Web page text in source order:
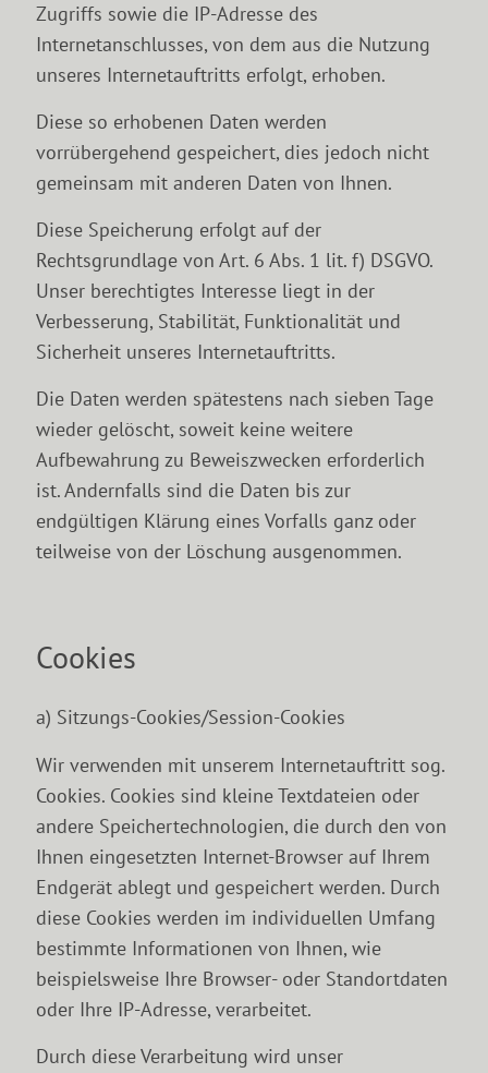
Zugriffs sowie die IP-Adresse des
Internetanschlusses, von dem aus die Nutzung
unseres Internetauftritts erfolgt, erhoben.
Diese so erhobenen Daten werden
vorrübergehend gespeichert, dies jedoch nicht
gemeinsam mit anderen Daten von Ihnen.
Diese Speicherung erfolgt auf der
Rechtsgrundlage von Art. 6 Abs. 1 lit. f) DSGVO.
Unser berechtigtes Interesse liegt in der
Verbesserung, Stabilität, Funktionalität und
Sicherheit unseres Internetauftritts.
Die Daten werden spätestens nach sieben Tage
wieder gelöscht, soweit keine weitere
Aufbewahrung zu Beweiszwecken erforderlich
ist. Andernfalls sind die Daten bis zur
endgültigen Klärung eines Vorfalls ganz oder
teilweise von der Löschung ausgenommen.
Cookies
a) Sitzungs-Cookies/Session-Cookies
Wir verwenden mit unserem Internetauftritt sog.
Cookies. Cookies sind kleine Textdateien oder
andere Speichertechnologien, die durch den von
Ihnen eingesetzten Internet-Browser auf Ihrem
Endgerät ablegt und gespeichert werden. Durch
diese Cookies werden im individuellen Umfang
bestimmte Informationen von Ihnen, wie
beispielsweise Ihre Browser- oder Standortdaten
oder Ihre IP-Adresse, verarbeitet.
Durch diese Verarbeitung wird unser